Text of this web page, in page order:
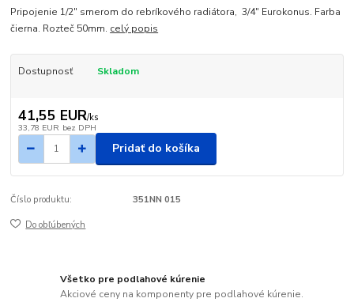
Pripojenie 1/2" smerom do rebríkového radiátora, 3/4" Eurokonus. Farba
čierna. Rozteč 50mm. celý popis
Dostupnosť Skladom
41,55 EUR/ks
33,78 EUR bez DPH
Pridať do košíka
Číslo produktu: 351NN 015
Do obľúbených
Všetko pre podlahové kúrenie
Akciové ceny na komponenty pre podlahové kúrenie.